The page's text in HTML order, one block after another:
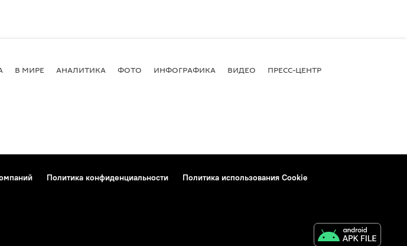
В МИРЕ АНАЛИТИКА ФОТО ИНФОГРАФИКА ВИДЕО ПРЕСС-ЦЕНТР
Политика конфиденциальности
Политика использования Cookie